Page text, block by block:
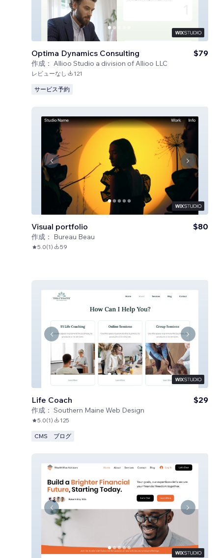
Optima Dynamics Consulting
作成： Allioo Studio a division of Allioo LLC
$79
レビューなし 121
サービス予約
Visual portfolio
作成： Bureau Beau
$80
5.0(1) 59
Life Coach
作成： Southern Maine Web Design
$29
5.0(1) 125
CMS ブログ